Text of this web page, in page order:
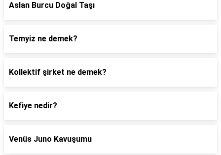
Aslan Burcu Doğal Taşı
Temyiz ne demek?
Kollektif şirket ne demek?
Kefiye nedir?
Venüs Juno Kavuşumu